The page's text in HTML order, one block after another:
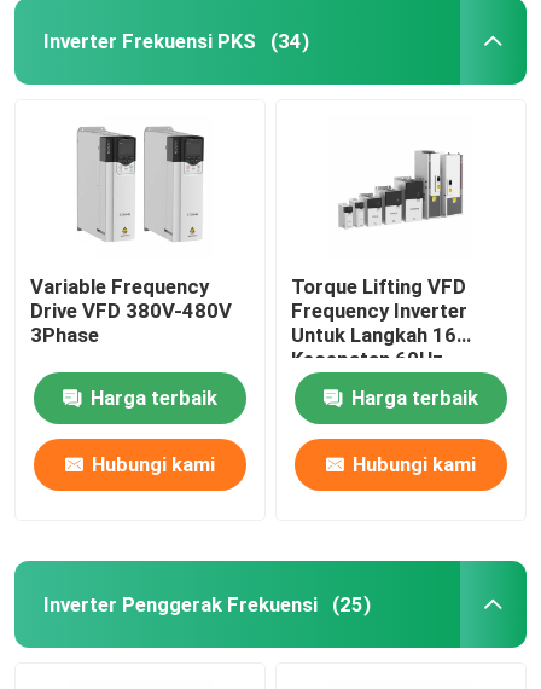
Inverter Frekuensi PKS (34)
Variable Frequency
Drive VFD 380V-480V
3Phase
Harga terbaik
Hubungi kami
Torque Lifting VFD
Frequency Inverter
Untuk Langkah 16
Kecepatan 60Hz
Harga terbaik
Hubungi kami
Inverter Penggerak Frekuensi (25)